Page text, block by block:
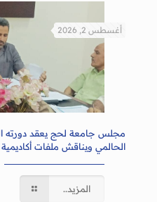
أغسطس 2, 2026
مجلس جامعة لحج يعقد دورته
الحالمي ويناقش ملفات أكاديمية
المزيد..